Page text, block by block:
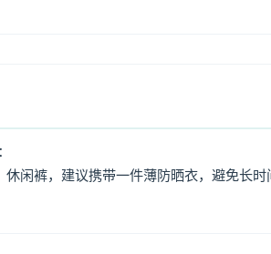
闲裤，建议携带一件薄防晒衣，避免长时